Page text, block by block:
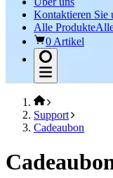
Kontaktieren Sie
Alle Produkte
0 Artikel
Support
Cadeaubon